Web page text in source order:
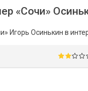
«Сочи»
Игорь Осинькин в